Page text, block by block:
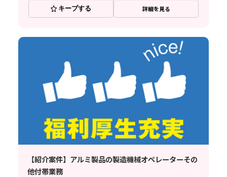
キープする 詳細を見る
【紹介案件】アルミ製品の製造機械オペレーターその
他付帯業務